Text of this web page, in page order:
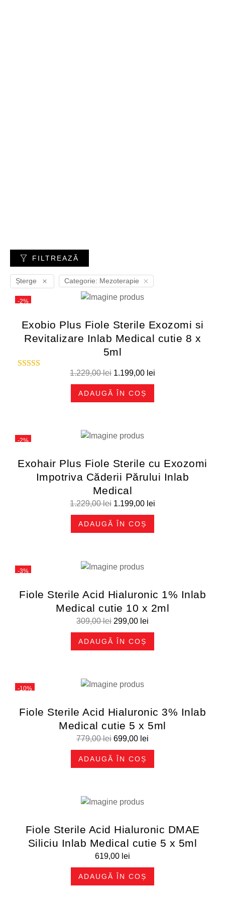
FILTREAZĂ
Șterge Categorie: Mezoterapie
-2%
Exobio Plus Fiole Sterile Exozomi si
Revitalizare Inlab Medical cutie 8 x
5ml
1.229,00lei 1.199,00 lei
ADAUGĂ ÎN COȘ
-2%
Exohair Plus Fiole Sterile cu Exozomi
Impotriva Căderii Părului Inlab
Medical
1.229,00lei 1.199,00 lei
ADAUGĂ ÎN COȘ
-3%
Fiole Sterile Acid Hialuronic 1% Inlab
Medical cutie 10 x 2ml
309,00lei 299,00 lei
ADAUGĂ ÎN COȘ
-10%
Fiole Sterile Acid Hialuronic 3% Inlab
Medical cutie 5 x 5ml
779,00lei 699,00 lei
ADAUGĂ ÎN COȘ
Fiole Sterile Acid Hialuronic DMAE
Siliciu Inlab Medical cutie 5 x 5ml
619,00 lei
ADAUGĂ ÎN COȘ